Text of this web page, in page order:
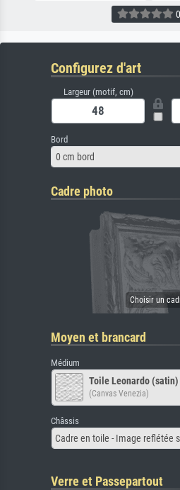
Configurez d'art
Largeur (motif, cm)
Bord
0 cm bord
Cadre photo
Moyen et brancard
Médium
Toile Leonardo (satin)
(Canvas Venezia)
Châssis
Cadre en toile - Image reflétée
Verre et Passepartout